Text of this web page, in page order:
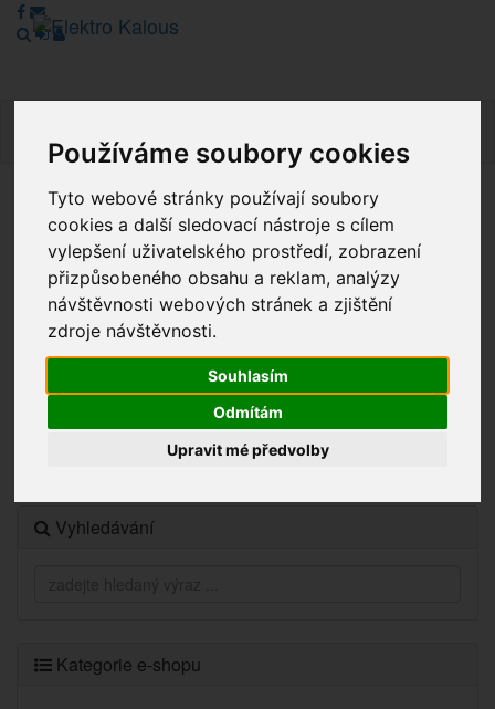
Používáme soubory cookies
Tyto webové stránky používají soubory
cookies a další sledovací nástroje s cílem
vylepšení uživatelského prostředí, zobrazení
přizpůsobeného obsahu a reklam, analýzy
návštěvnosti webových stránek a zjištění
zdroje návštěvnosti.
Souhlasím
Odmítám
Upravit mé předvolby
Vážení zákazníci, v tuto chvíli je Náš internetový obchod v
režimu Katalogu. Objednávky on-line nyní nelze vyřídit.
Děkujeme za pochopení.
Výprodej
Novinky
Vyhledávání
Kategorie e-shopu